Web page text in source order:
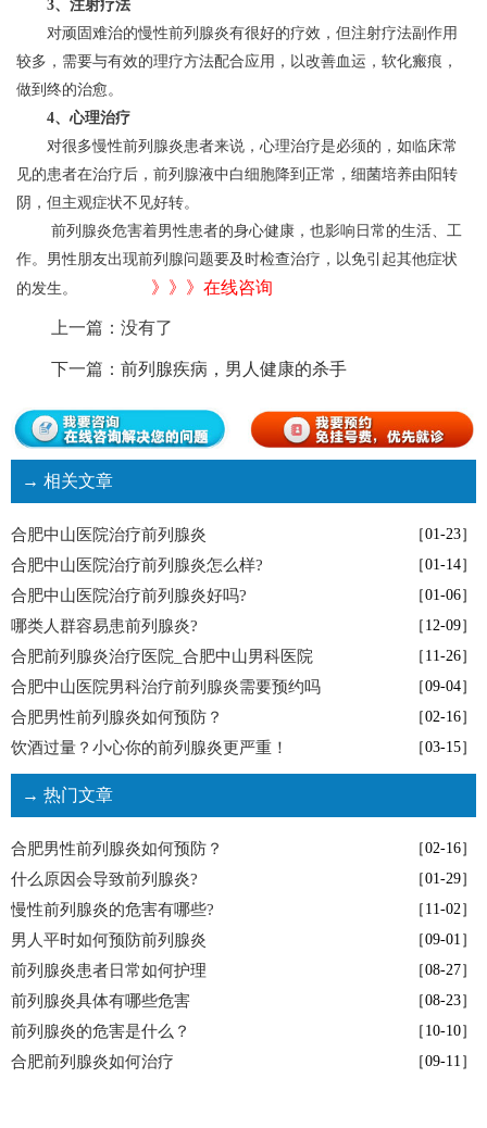
3、注射疗法
对顽固难治的慢性前列腺炎有很好的疗效，但注射疗法副作用
较多，需要与有效的理疗方法配合应用，以改善血运，软化瘢痕，
做到终的治愈。
4、心理治疗
对很多慢性前列腺炎患者来说，心理治疗是必须的，如临床常
见的患者在治疗后，前列腺液中白细胞降到正常，细菌培养由阳转
阴，但主观症状不见好转。
前列腺炎危害着男性患者的身心健康，也影响日常的生活、工
作。男性朋友出现前列腺问题要及时检查治疗，以免引起其他症状
的发生。
》》》在线咨询
上一篇：没有了
下一篇： 前列腺疾病，男人健康的杀手
→ 相关文章
［01-23］
合肥中山医院治疗前列腺炎
［01-14］
合肥中山医院治疗前列腺炎怎么样?
［01-06］
合肥中山医院治疗前列腺炎好吗?
［12-09］
哪类人群容易患前列腺炎?
［11-26］
合肥前列腺炎治疗医院_合肥中山男科医院
［09-04］
合肥中山医院男科治疗前列腺炎需要预约吗
［02-16］
合肥男性前列腺炎如何预防？
［03-15］
饮酒过量？小心你的前列腺炎更严重！
→ 热门文章
［02-16］
合肥男性前列腺炎如何预防？
［01-29］
什么原因会导致前列腺炎?
［11-02］
慢性前列腺炎的危害有哪些?
［09-01］
男人平时如何预防前列腺炎
［08-27］
前列腺炎患者日常如何护理
［08-23］
前列腺炎具体有哪些危害
［10-10］
前列腺炎的危害是什么？
［09-11］
合肥前列腺炎如何治疗